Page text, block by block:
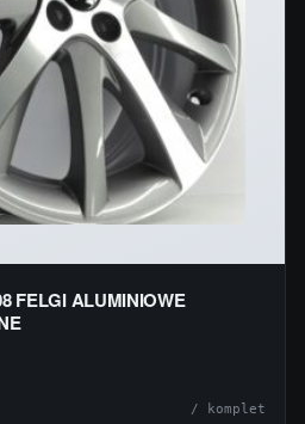
FELGI ALUMINIOWE
/ komplet